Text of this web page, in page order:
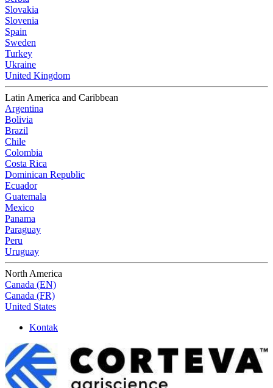
Slovakia
Slovenia
Spain
Sweden
Turkey
Ukraine
United Kingdom
Latin America and Caribbean
Argentina
Bolivia
Brazil
Chile
Colombia
Costa Rica
Dominican Republic
Ecuador
Guatemala
Mexico
Panama
Paraguay
Peru
Uruguay
North America
Canada (EN)
Canada (FR)
United States
Kontak